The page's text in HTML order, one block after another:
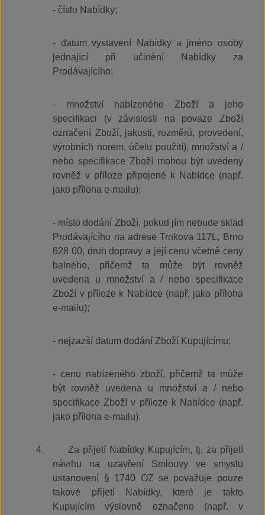
- číslo Nabídky;
- datum vystavení Nabídky a jméno osoby
jednající při učinění Nabídky za
Prodávajícího;
- množství nabízeného Zboží a jeho
specifikaci (v závislosti na povaze Zboží
označení Zboží, jakosti, rozměrů, provedení,
výrobních norem, účelu použití), množství a /
nebo specifikace Zboží mohou být uvedeny
rovněž v příloze připojené k Nabídce (např.
jako příloha e-mailu);
- místo dodání Zboží, pokud jím nebude sklad
Prodávajícího na adrese Trnkova 117L, Brno
628 00, druh dopravy a její cenu včetně ceny
balného, přičemž ta může být rovněž
uvedena u množství a / nebo specifikace
Zboží v příloze k Nabídce (např. jako příloha
e-mailu);
- nejzazší datum dodání Zboží Kupujícímu;
- cenu nabízeného zboží, přičemž ta může
být rovněž uvedena u množství a / nebo
specifikace Zboží v příloze k Nabídce (např.
jako příloha e-mailu).
4.
Za přijetí Nabídky Kupujícím, tj. za přijetí
návrhu na uzavření Smlouvy ve smyslu
ustanovení § 1740 OZ se považuje pouze
takové přijetí Nabídky, které je takto
Kupujícím výslovně označeno (např. v